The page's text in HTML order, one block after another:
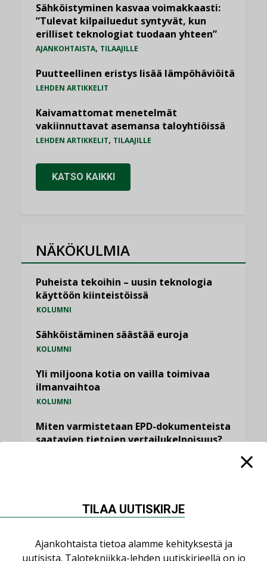
Sähköistyminen kasvaa voimakkaasti:
”Tulevat kilpailuedut syntyvät, kun
erilliset teknologiat tuodaan yhteen”
AJANKOHTAISTA, TILAAJILLE
Puutteellinen eristys lisää lämpöhäviöitä
LEHDEN ARTIKKELIT
Kaivamattomat menetelmät
vakiinnuttavat asemansa taloyhtiöissä
LEHDEN ARTIKKELIT, TILAAJILLE
KATSO KAIKKI
NÄKÖKULMIA
Puheista tekoihin – uusin teknologia
käyttöön kiinteistöissä
KOLUMNI
Sähköistäminen säästää euroja
KOLUMNI
Yli miljoona kotia on vailla toimivaa
ilmanvaihtoa
KOLUMNI
Miten varmistetaan EPD-dokumenteista
saatavien tietojen vertailukelpoisuus?
KATSO KAIKKI
TILAA UUTISKIRJE
Ajankohtaista tietoa alamme kehityksestä ja
uutisista. Talotekniikka-lehden uutiskirjeellä on jo